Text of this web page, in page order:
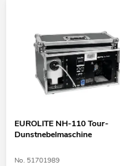
EUROLITE NH-110 Tour-
Dunstnebelmaschine
No. 51701989